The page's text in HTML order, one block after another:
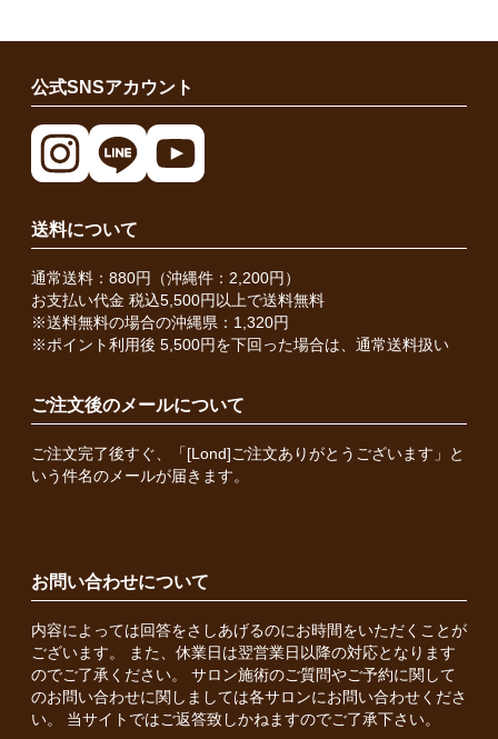
公式SNSアカウント
送料について
通常送料：880円（沖縄件：2,200円）
お支払い代金 税込5,500円以上で送料無料
※送料無料の場合の沖縄県：1,320円
※ポイント利用後 5,500円を下回った場合は、通常送料扱い
ご注文後のメールについて
ご注文完了後すぐ、「[Lond]ご注文ありがとうございます」と
いう件名のメールが届きます。
お問い合わせについて
内容によっては回答をさしあげるのにお時間をいただくことが
ございます。 また、休業日は翌営業日以降の対応となります
のでご了承ください。 サロン施術のご質問やご予約に関して
のお問い合わせに関しましては各サロンにお問い合わせくださ
い。 当サイトではご返答致しかねますのでご了承下さい。